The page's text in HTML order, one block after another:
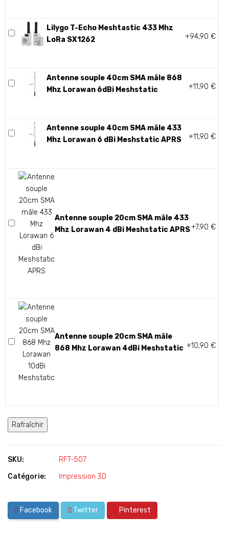
Lilygo T-Echo Meshtastic 433 Mhz
LoRa SX1262
+94,90 €
Antenne souple 40cm SMA mâle 868
Mhz Lorawan 6dBi Meshstatic
+11,90 €
Antenne souple 40cm SMA mâle 433
Mhz Lorawan 6 dBi Meshstatic APRS
+11,90 €
Antenne souple 20cm SMA mâle 433
Mhz Lorawan 4 dBi Meshstatic APRS+7,90 €
Antenne souple 20cm SMA mâle
868 Mhz Lorawan 4dBi Meshstatic +10,90 €
SKU:
RFT-507
Catégorie:
Impression 3D
Facebook Twitter Pinterest